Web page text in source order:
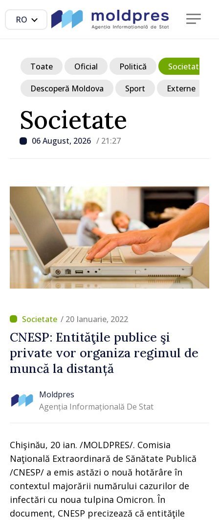
RO
Societate
06 August, 2026 / 21:27
Toate Oficial Politică Societate
Descoperă Moldova Sport Externe
/ 20 Ianuarie, 2022
CNESP: Entităţile publice şi
private vor organiza regimul de
muncă la distanță
Moldpres
Agenția Informațională De Stat
Chişinău, 20 ian. /MOLDPRES/. Comisia
Naţională Extraordinară de Sănătate Publică
/CNESP/ a emis astăzi o nouă hotărâre în
contextul majorării numărului cazurilor de
infectări cu noua tulpina Omicron. În
document, CNESP precizează că entităţile